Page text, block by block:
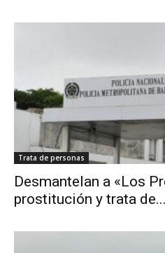
Trata de personas
Desmantelan a «Los
prostitución y trata de...